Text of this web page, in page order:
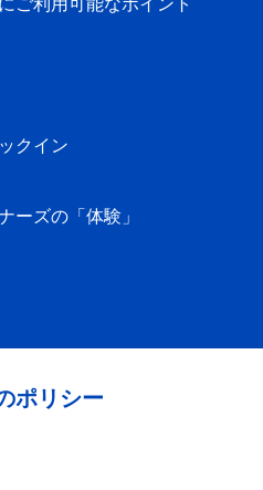
クイン
ーズの「体験」
ポリシー